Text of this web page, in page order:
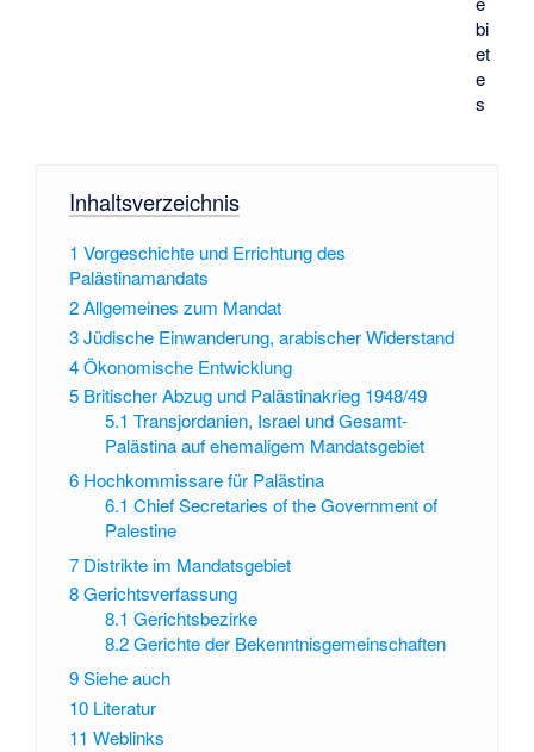
bi
et
e
s
Inhaltsverzeichnis
1 Vorgeschichte und Errichtung des
Palästinamandats
2Allgemeines zum Mandat
3Jüdische Einwanderung, arabischer Widerstand
4Ökonomische Entwicklung
5 Britischer Abzug und Palästinakrieg 1948/49
5.1 Transjordanien, Israel und Gesamt-
Palästina auf ehemaligem Mandatsgebiet
6 Hochkommissare für Palästina
6.1 Chief Secretaries of the Government of
Palestine
7 Distrikte im Mandatsgebiet
8Gerichtsverfassung
8.1 Gerichtsbezirke
8.2 Gerichte der Bekenntnisgemeinschaften
9Siehe auch
10 Literatur
11 Weblinks